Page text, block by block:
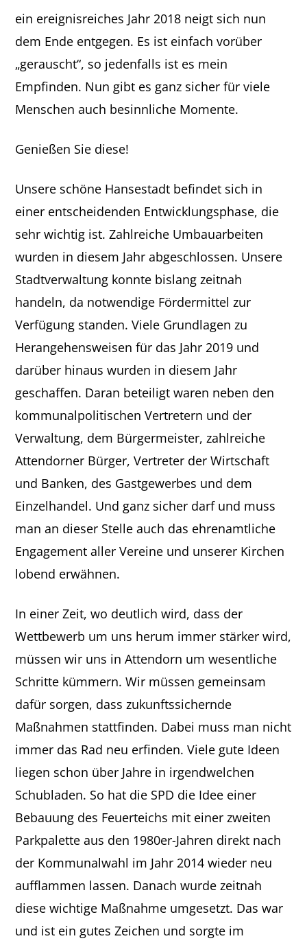
ein ereignisreiches Jahr 2018 neigt sich nun
dem Ende entgegen. Es ist einfach vorüber
„gerauscht“, so jedenfalls ist es mein
Empfinden. Nun gibt es ganz sicher für viele
Menschen auch besinnliche Momente.
Genießen Sie diese!
Unsere schöne Hansestadt befindet sich in
einer entscheidenden Entwicklungsphase, die
sehr wichtig ist. Zahlreiche Umbauarbeiten
wurden in diesem Jahr abgeschlossen. Unsere
Stadtverwaltung konnte bislang zeitnah
handeln, da notwendige Fördermittel zur
Verfügung standen. Viele Grundlagen zu
Herangehensweisen für das Jahr 2019 und
darüber hinaus wurden in diesem Jahr
geschaffen. Daran beteiligt waren neben den
kommunalpolitischen Vertretern und der
Verwaltung, dem Bürgermeister, zahlreiche
Attendorner Bürger, Vertreter der Wirtschaft
und Banken, des Gastgewerbes und dem
Einzelhandel. Und ganz sicher darf und muss
man an dieser Stelle auch das ehrenamtliche
Engagement aller Vereine und unserer Kirchen
lobend erwähnen.
In einer Zeit, wo deutlich wird, dass der
Wettbewerb um uns herum immer stärker wird,
müssen wir uns in Attendorn um wesentliche
Schritte kümmern. Wir müssen gemeinsam
dafür sorgen, dass zukunftssichernde
Maßnahmen stattfinden. Dabei muss man nicht
immer das Rad neu erfinden. Viele gute Ideen
liegen schon über Jahre in irgendwelchen
Schubladen. So hat die SPD die Idee einer
Bebauung des Feuerteichs mit einer zweiten
Parkpalette aus den 1980er-Jahren direkt nach
der Kommunalwahl im Jahr 2014 wieder neu
aufflammen lassen. Danach wurde zeitnah
diese wichtige Maßnahme umgesetzt. Das war
und ist ein gutes Zeichen und sorgte im